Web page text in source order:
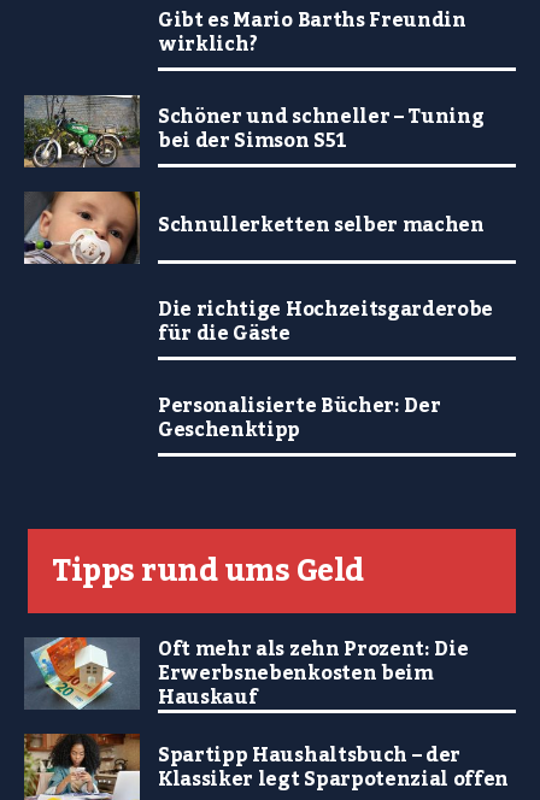
Gibt es Mario Barths Freundin
wirklich?
Schöner und schneller – Tuning
bei der Simson S51
Schnullerketten selber machen
Die richtige Hochzeitsgarderobe
für die Gäste
Personalisierte Bücher: Der
Geschenktipp
Tipps rund ums Geld
Oft mehr als zehn Prozent: Die
Erwerbsnebenkosten beim
Hauskauf
Spartipp Haushaltsbuch – der
Klassiker legt Sparpotenzial offen